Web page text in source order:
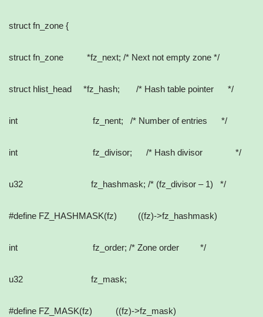
struct fn_zone {
struct fn_zone *fz_next; /* Next not empty zone */
struct hlist_head *fz_hash; /* Hash table pointer */
int fz_nent; /* Number of entries */
int fz_divisor; /* Hash divisor */
u32 fz_hashmask; /* (fz_divisor – 1) */
#define FZ_HASHMASK(fz) ((fz)->fz_hashmask)
int fz_order; /* Zone order */
u32 fz_mask;
#define FZ_MASK(fz) ((fz)->fz_mask)